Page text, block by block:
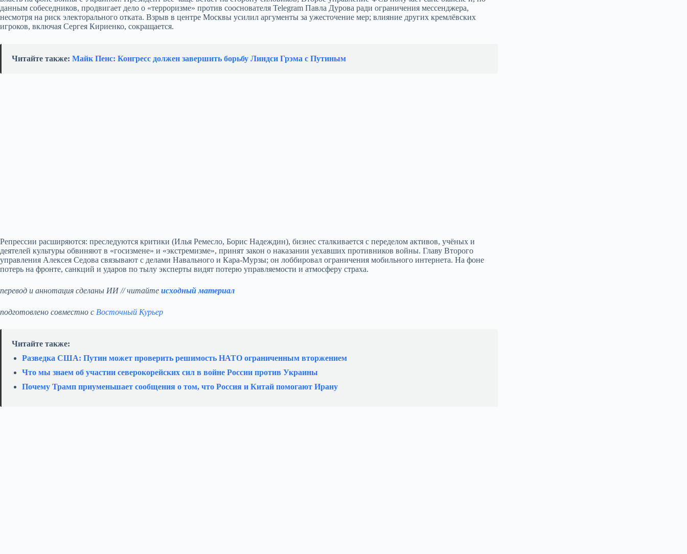
данным собеседников, продвигает дело о «терроризме» против сооснователя Telegram Павла Дурова ради ограничения мессенджера,
несмотря на риск электорального отката. Взрыв в центре Москвы усилил аргументы за ужесточение мер; влияние других кремлёвских
игроков, включая Сергея Кириенко, сокращается.
Читайте также: Майк Пенс: Конгресс должен завершить борьбу Линдси Грэма с Путиным
Репрессии расширяются: преследуются критики (Илья Ремесло, Борис Надеждин), бизнес сталкивается с переделом активов, учёных и
деятелей культуры обвиняют в «госизмене» и «экстремизме», принят закон о наказании уехавших противников войны. Главу Второго
управления Алексея Седова связывают с делами Навального и Кара‑Мурзы; он лоббировал ограничения мобильного интернета. На фоне
потерь на фронте, санкций и ударов по тылу эксперты видят потерю управляемости и атмосферу страха.
перевод и аннотация сделаны ИИ // читайте исходный материал
подготовлено совместно с Восточный Курьер
Читайте также:
Разведка США: Путин может проверить решимость НАТО ограниченным вторжением
Что мы знаем об участии северокорейских сил в войне России против Украины
Почему Трамп приуменьшает сообщения о том, что Россия и Китай помогают Ирану